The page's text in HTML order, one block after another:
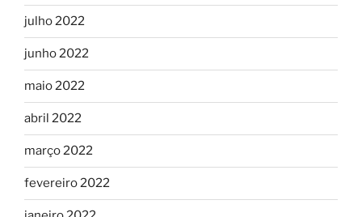
julho 2022
junho 2022
maio 2022
abril 2022
março 2022
fevereiro 2022